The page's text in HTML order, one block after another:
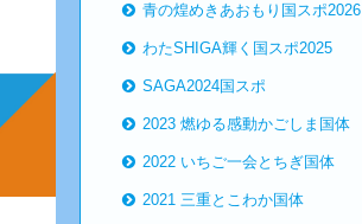
青の煌めきあおもり国スポ2026
わたSHIGA輝く国スポ2025
SAGA2024国スポ
2023 燃ゆる感動かごしま国体
2022 いちご一会とちぎ国体
2021 三重とこわか国体